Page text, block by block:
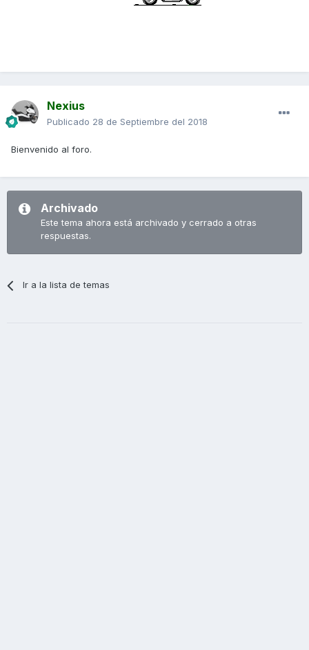
Nexius
Publicado 28 de Septiembre del 2018
Bienvenido al foro.
Archivado
Este tema ahora está archivado y cerrado a otras
respuestas.
Ir a la lista de temas